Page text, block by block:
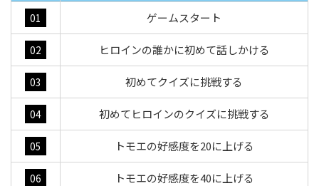
01 ゲームスタート
02 ヒロインの誰かに初めて話しかける
03 初めてクイズに挑戦する
04 初めてヒロインのクイズに挑戦する
05 トモエの好感度を20に上げる
06 トモエの好感度を40に上げる